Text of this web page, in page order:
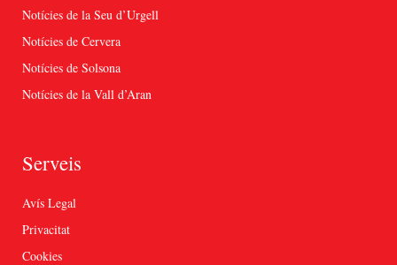
Notícies de la Seu d’Urgell
Notícies de Cervera
Notícies de Solsona
Notícies de la Vall d’Aran
Serveis
Avís Legal
Privacitat
Cookies